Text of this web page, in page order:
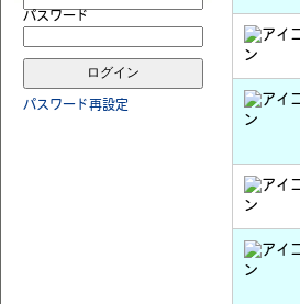
パスワード
パスワード再設定